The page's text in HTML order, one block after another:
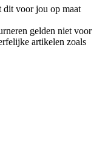
dit voor jou op maat
gelden niet voor
artikelen zoals